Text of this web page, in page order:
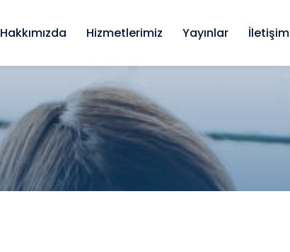
Hakkımızda Hizmetlerimiz Yayınlar İletişim